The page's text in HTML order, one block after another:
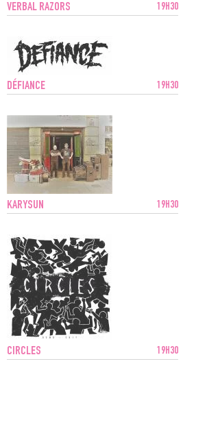
VERBAL RAZORS 19H30
DÉFIANCE 19H30
KARYSUN 19H30
CIRCLES 19H30